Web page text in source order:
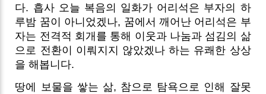
다. 흡사 오늘 복음의 일화가 어리석은 부자의 하
루밤 꿈이 아니었겠나, 꿈에서 깨어난 어리석은 부
자는 전격적 회개를 통해 이웃과 나눔과 섬김의 삶
으로 전환이 이뤄지지 않았겠나 하는 유쾌한 상상
을 해봅니다.
땅에 보물을 쌓는 삶, 참으로 탐욕으로 인해 잘못